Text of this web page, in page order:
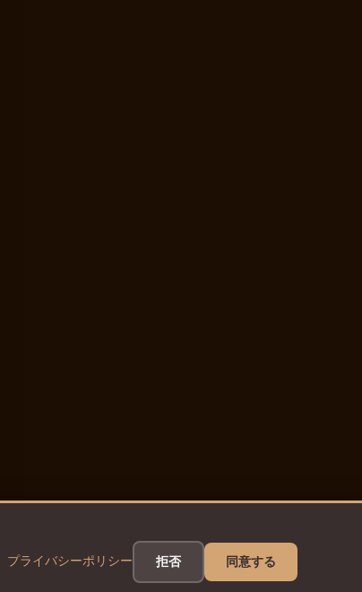
プライバシーポリシー 拒否 同意する